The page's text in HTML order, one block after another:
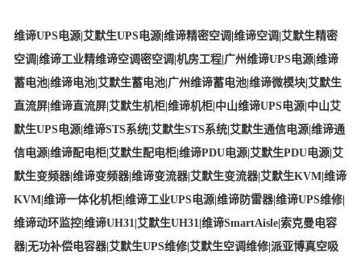
维谛UPS电源 艾默生UPS电源 维谛精密空调 维谛空调 艾默生精密
空调 维谛工业精维谛空调密空调 机房工程 广州维谛UPS电源 维谛
蓄电池 维谛电池 艾默生蓄电池 广州维谛蓄电池 维谛微模块 艾默生
直流屏 维谛直流屏 艾默生机柜 维谛机柜 中山维谛UPS电源 中山艾
默生UPS电源 维谛STS系统 艾默生STS系统 艾默生通信电源 维谛通
信电源 维谛配电柜 艾默生配电柜 维谛PDU电源 艾默生PDU电源 艾
默生变频器|维谛变频器|维谛变流器| 艾默生变流器| 艾默生KVM 维谛
KVM 维谛一体化机柜 维谛工业UPS电源 维谛防雷器|维谛UPS维修|
维谛动环监控 维谛UH31 艾默生UH31 维谛SmartAisle 索克曼电容
器|无功补偿电容器| 艾默生UPS维修| 艾默生空调维修|派亚博真空吸